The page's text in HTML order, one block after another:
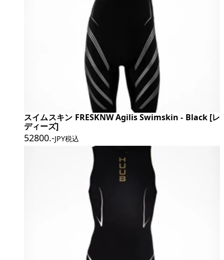
スイムスキン FRESKNW Agilis Swimskin - Black [レ
ディーズ]
52800.-JPY税込